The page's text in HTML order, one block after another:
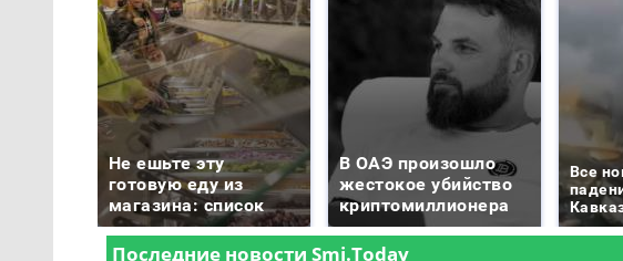
Не ешьте эту
готовую еду из
магазина: список
В ОАЭ произошло
жестокое убийство
криптомиллионера
Все